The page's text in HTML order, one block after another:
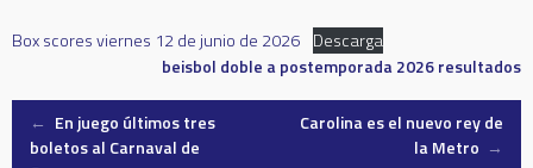
Box scores viernes 12 de junio de 2026 Descarga
beisbol doble apostemporada 2026resultados
Post
← En juego últimos tres
boletos al Carnaval de
Carolina es el nuevo rey de
la Metro →